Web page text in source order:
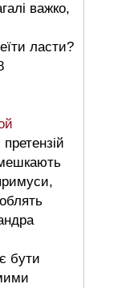
важко,
ласти?
бути